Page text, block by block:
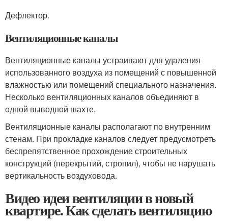
Дефлектор.
Вентиляционные каналы
Вентиляционные каналы устраивают для удаления
использованного воздуха из помещений с повышенной
влажностью или помещений специального назначения.
Несколько вентиляционных каналов объединяют в
одной выводной шахте.
Вентиляционные каналы располагают по внутренним
стенам. При прокладке каналов следует предусмотреть
беспрепятственное прохождение строительных
конструкций (перекрытий, стропил), чтобы не нарушать
вертикальность воздуховода.
Видео идеи вентиляции в новый
квартире. Как сделать вентиляцию